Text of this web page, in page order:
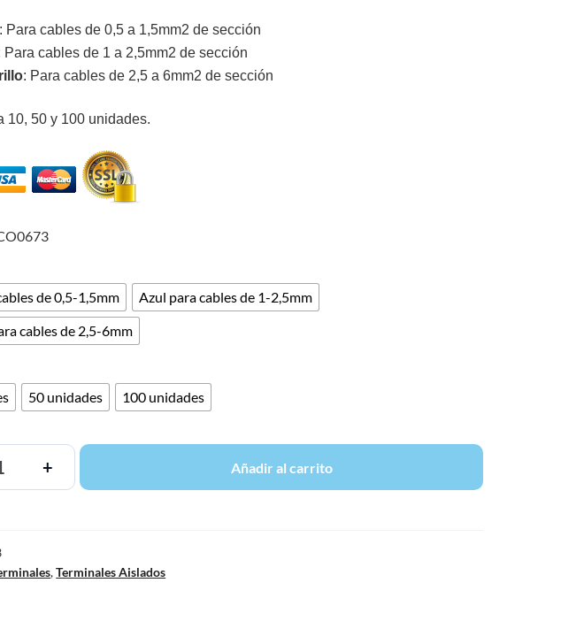
: Para cables de 0,5 a 1,5mm2 de sección
Para cables de 1 a 2,5mm2 de sección
: Para cables de 2,5 a 6mm2 de sección
10, 50 y 100 unidades.
de 0,5-1,5mm
Azul para cables de 1-2,5mm
cables de 2,5-6mm
50 unidades 100 unidades
+ Añadir al carrito
,Terminales Aislados